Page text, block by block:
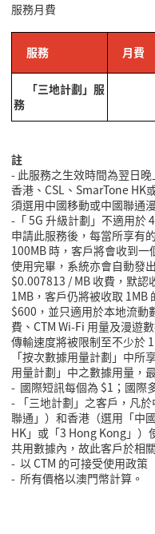
服務月費
服務 月費
「三地計劃」服
務
註
- 此服務之生效時間為翌日晚
香港 、CSL 、SmarTone HK
須選用中國移動或中國聯通
-「 5G 升級計劃」不適用於
申請此服務後，每當所享有
100MB 時，客戶將會收到
使用完畢，系統亦會自動發
$0.007813 / MB 收費，默認
1MB，客戶仍將被收取 1MB
$600，並只適用於本地流動
費、CTM Wi-Fi 用量及漫遊
傳輸速度將被限制至不少於
「按次數據用量計劃」中
用量計劃」中之數據用量，
- 國際短訊每個為 $1 ；國際
- 「三地計劃」之客戶，凡
聯通」）和香港（選用「中
HK」或「3 Hong Kong」）
共用數據內，故此客戶於相
- 以 CTM 的可接受使用政策
- 所有價格以澳門幣計算。